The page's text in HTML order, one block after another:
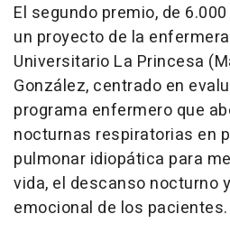
El segundo premio, de
un proyecto de la
Universitario La Princesa
González, centrado en
programa enfermero que
nocturnas respiratorias en
pulmonar idiopática para
vida, el descanso nocturno
emocional de los pacientes.